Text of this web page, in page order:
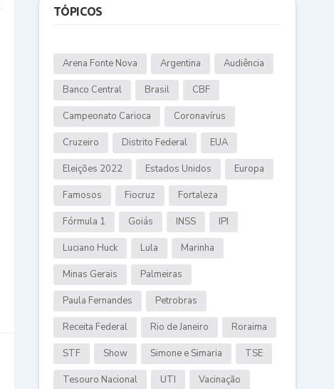
TÓPICOS
Arena Fonte Nova Argentina Audiência
Banco Central Brasil CBF
Campeonato Carioca Coronavírus
Cruzeiro Distrito Federal EUA
Eleições 2022 Estados Unidos Europa
Famosos Fiocruz Fortaleza
Fórmula 1 Goiás INSS IPI
Luciano Huck Lula Marinha
Minas Gerais Palmeiras
Paula Fernandes Petrobras
Receita Federal Rio de Janeiro Roraima
STF Show Simone e Simaria TSE
Tesouro Nacional UTI Vacinação